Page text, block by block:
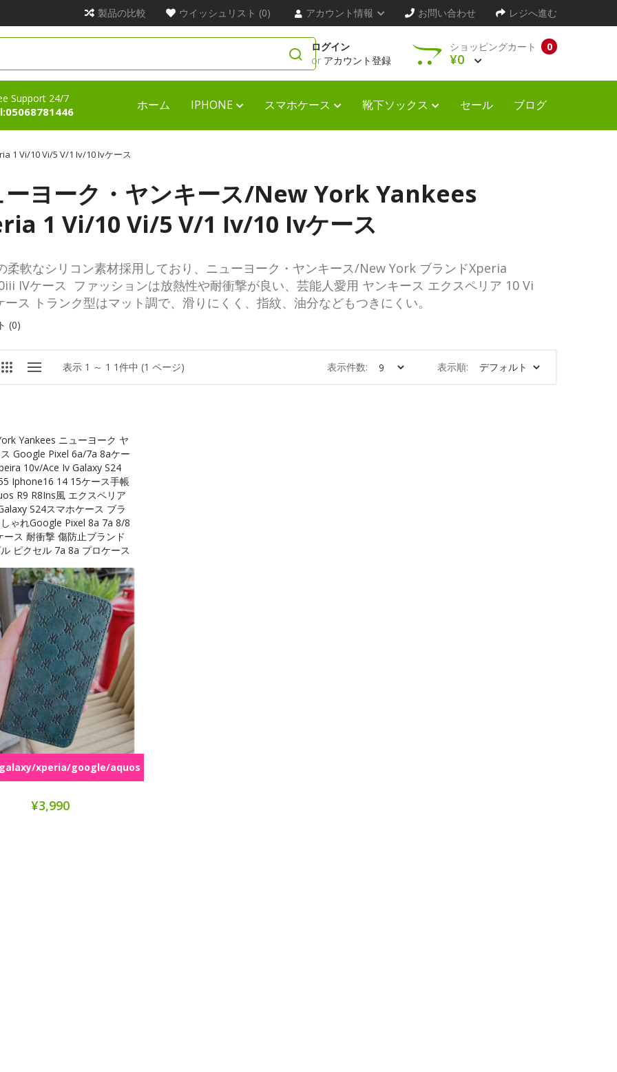
製品の比較 ウイッシュリスト (0) アカウント情報 お問い合わせ レジへ進む
ログイン
or アカウント登録
0
ショッピングカート
¥0
Support 24/7 ホーム IPHONE スマホケース 靴下ソックス セール ブログ
1 Vi/10 Vi/5 V/1 Iv/10 Ivケース
ーヨーク・ヤンキース/New York Yankees
1 Vi/10 Vi/5 V/1 Iv/10 Ivケース
柔軟なシリコン素材採用しており、ニューヨーク・ヤンキース/New York ブランドXperia
IVケース ファッションは放熱性や耐衝撃が良い、芸能人愛用 ヤンキース エクスペリア 10 Vi
ース トランク型はマット調で、滑りにくく、指紋、油分などもつきにくい。
(0)
表示 1 ～ 1 1件中 (1 ページ) 表示順:
表示件数:
Yankees ニューヨーク ヤ
Google Pixel 6a/7a 8aケー
10v/Ace Iv Galaxy S24
Iphone16 14 15ケース手帳
R9 R8Ins風 エクスペリア
S24スマホケース ブラ
ゃれGoogle Pixel 8a 7a 8/8
ース 耐衝撃 傷防止ブランド
ピクセル 7a 8a プロケース
xperia/google/aquos
¥3,990